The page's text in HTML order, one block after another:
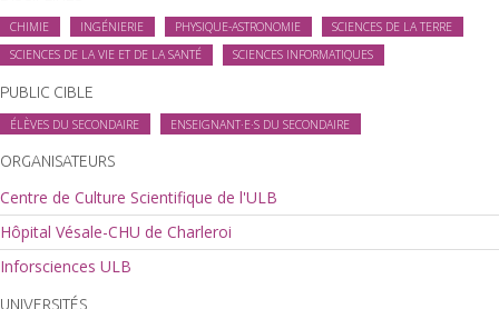
CHIMIE INGÉNIERIE PHYSIQUE-ASTRONOMIE
SCIENCES DE LA TERRE
SCIENCES DE LA VIE ET DE LA SANTÉ
SCIENCES INFORMATIQUES
PUBLIC CIBLE
ÉLÈVES DU SECONDAIRE ENSEIGNANT·E·S DU SECONDAIRE
ORGANISATEURS
Centre de Culture Scientifique de l'ULB
Hôpital Vésale-CHU de Charleroi
Inforsciences ULB
UNIVERSITÉS